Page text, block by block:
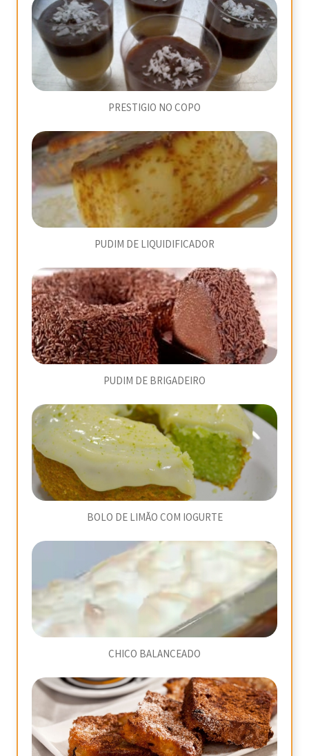
PRESTIGIO NO COPO
PUDIM DE LIQUIDIFICADOR
PUDIM DE BRIGADEIRO
BOLO DE LIMÃO COM IOGURTE
CHICO BALANCEADO